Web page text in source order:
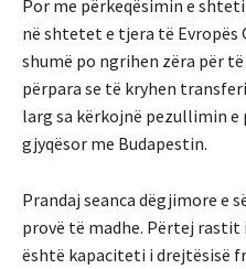
Por me përkeqësimin e
në shtetet e tjera të Evropës
shumë po ngrihen zëra për
përpara se të kryhen
larg sa kërkojnë pezullimin
gjyqësor me Budapestin.
Prandaj seanca dëgjimore e
provë të madhe. Përtej rastit
është kapaciteti i drejtësisë